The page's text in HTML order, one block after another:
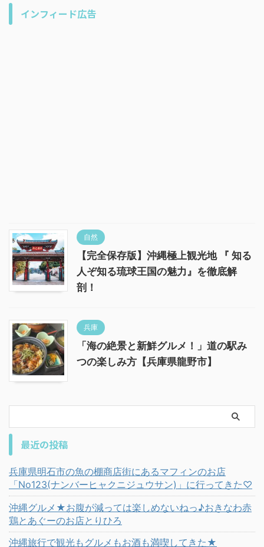
インフィード広告
自然
【完全保存版】沖縄極上観光地 『 知る
人ぞ知る琉球王国の魅力』を徹底解
剖！
兵庫
「海の絶景と新鮮グルメ！」道の駅み
つの楽しみ方【兵庫県龍野市】
最近の投稿
兵庫県明石市の魚の棚商店街にあるマフィンのお店
「No123(ナンバーヒャクニジュウサン)」に行ってきた♡
沖縄グルメ★お腹が減っては楽しめないねっ♪おきなわ赤
鶏とあぐーのお店とりひろ
沖縄旅行で観光もグルメもお酒も満喫してきた★